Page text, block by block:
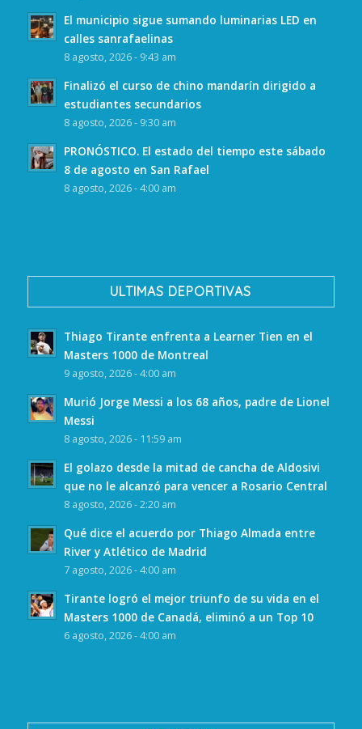
El municipio sigue sumando luminarias LED en
calles sanrafaelinas
8 agosto, 2026 - 9:43 am
Finalizó el curso de chino mandarín dirigido a
estudiantes secundarios
8 agosto, 2026 - 9:30 am
PRONÓSTICO. El estado del tiempo este sábado
8 de agosto en San Rafael
8 agosto, 2026 - 4:00 am
ULTIMAS DEPORTIVAS
Thiago Tirante enfrenta a Learner Tien en el
Masters 1000 de Montreal
9 agosto, 2026 - 4:00 am
Murió Jorge Messi a los 68 años, padre de Lionel
Messi
8 agosto, 2026 - 11:59 am
El golazo desde la mitad de cancha de Aldosivi
que no le alcanzó para vencer a Rosario Central
8 agosto, 2026 - 2:20 am
Qué dice el acuerdo por Thiago Almada entre
River y Atlético de Madrid
7 agosto, 2026 - 4:00 am
Tirante logró el mejor triunfo de su vida en el
Masters 1000 de Canadá, eliminó a un Top 10
6 agosto, 2026 - 4:00 am